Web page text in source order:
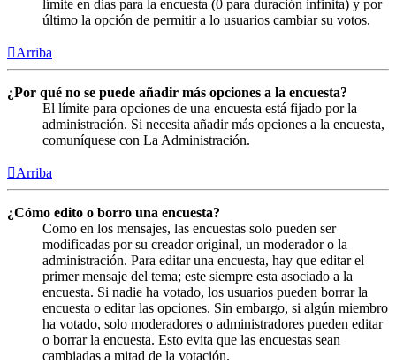
límite en días para la encuesta (0 para duración infinita) y por
último la opción de permitir a lo usuarios cambiar su votos.
Arriba
¿Por qué no se puede añadir más opciones a la encuesta?
El límite para opciones de una encuesta está fijado por la
administración. Si necesita añadir más opciones a la encuesta,
comuníquese con La Administración.
Arriba
¿Cómo edito o borro una encuesta?
Como en los mensajes, las encuestas solo pueden ser
modificadas por su creador original, un moderador o la
administración. Para editar una encuesta, hay que editar el
primer mensaje del tema; este siempre esta asociado a la
encuesta. Si nadie ha votado, los usuarios pueden borrar la
encuesta o editar las opciones. Sin embargo, si algún miembro
ha votado, solo moderadores o administradores pueden editar
o borrar la encuesta. Esto evita que las encuestas sean
cambiadas a mitad de la votación.